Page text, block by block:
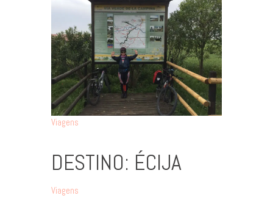
Viagens
DESTINO: ÉCIJA
Viagens